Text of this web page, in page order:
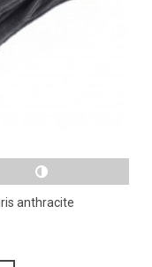
anthracite